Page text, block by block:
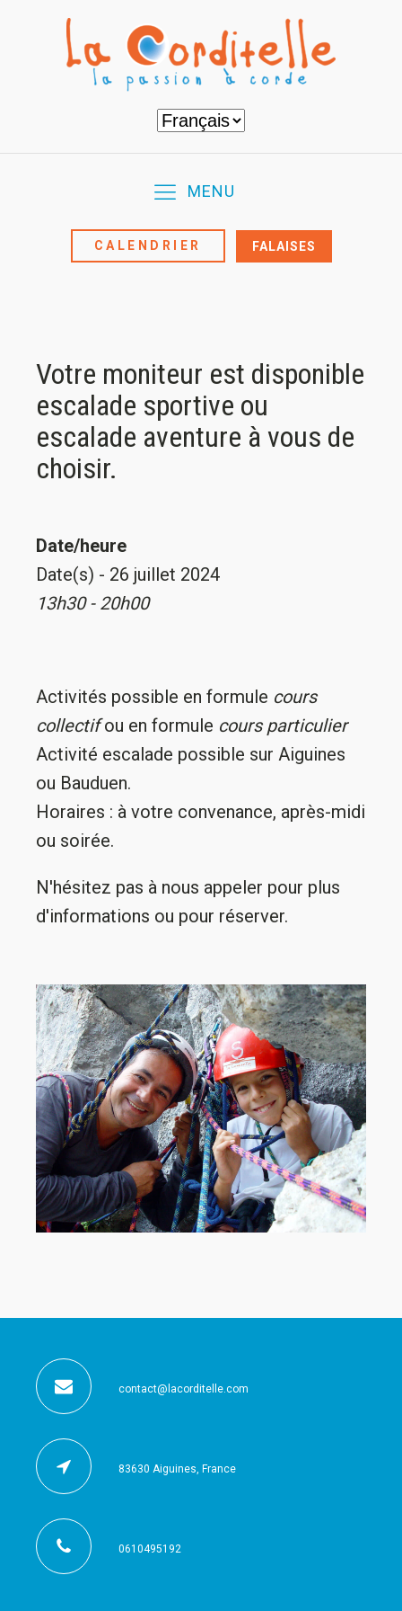
Choisir
une
MENU
CALENDRIER FALAISES
Votre moniteur est disponible
escalade sportive ou
escalade aventure à vous de
choisir.
Date/heure
Date(s) - 26 juillet 2024
13h30 - 20h00
Activités possible en formule cours
collectifou en formule cours particulier
Activité escalade possible sur Aiguines
ou Bauduen.
Horaires : à votre convenance, après-midi
ou soirée.
N'hésitez pas à nous appeler pour plus
d'informations ou pour réserver.
contact@lacorditelle.com
83630 Aiguines, France
0610495192